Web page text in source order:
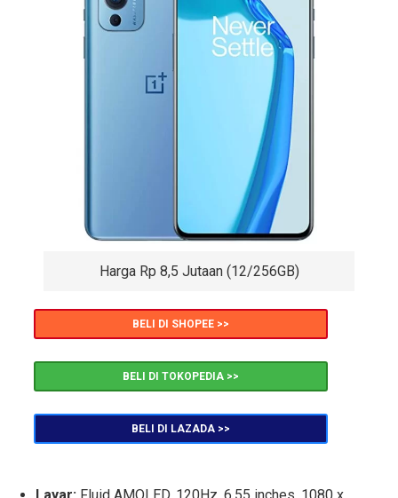
Harga Rp 8,5 Jutaan (12/256GB)
BELI DI SHOPEE >>
BELI DI TOKOPEDIA >>
BELI DI LAZADA >>